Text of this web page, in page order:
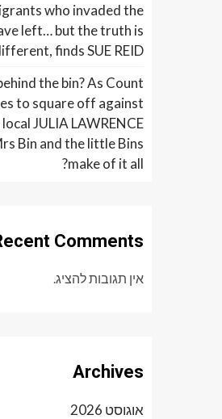
who invaded the
left… but the truth is
finds SUE REID
the bin? As Count
to square off against
JULIA LAWRENCE
Bin and the little Bins
make of it all?
Comments
אין תגובות להציג.
Archives
אוגוסט 2026